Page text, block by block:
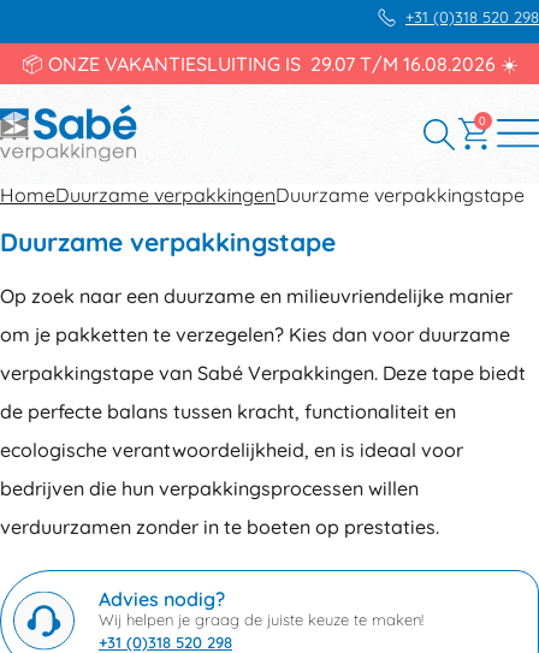
+31 (0)318 520 298
📦 ONZE VAKANTIESLUITING IS 29.07 T/M 16.08.2026 ☀️
0
HomeDuurzame verpakkingenDuurzame verpakkingstape
Duurzame verpakkingstape
Op zoek naar een duurzame en milieuvriendelijke manier
om je pakketten te verzegelen? Kies dan voor duurzame
verpakkingstape van Sabé Verpakkingen. Deze tape biedt
de perfecte balans tussen kracht, functionaliteit en
ecologische verantwoordelijkheid, en is ideaal voor
bedrijven die hun verpakkingsprocessen willen
verduurzamen zonder in te boeten op prestaties.
Advies nodig?
Wij helpen je graag de juiste keuze te maken!
+31 (0)318 520 298